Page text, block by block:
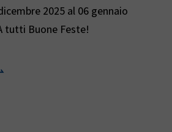
2025 al 06 gennaio
tutti Buone Feste!